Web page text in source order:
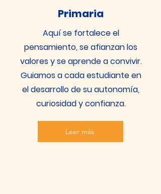
Primaria
Aquí se fortalece el
pensamiento, se afianzan los
valores y se aprende a convivir.
Guiamos a cada estudiante en
el desarrollo de su autonomía,
curiosidad y confianza.
Leer más